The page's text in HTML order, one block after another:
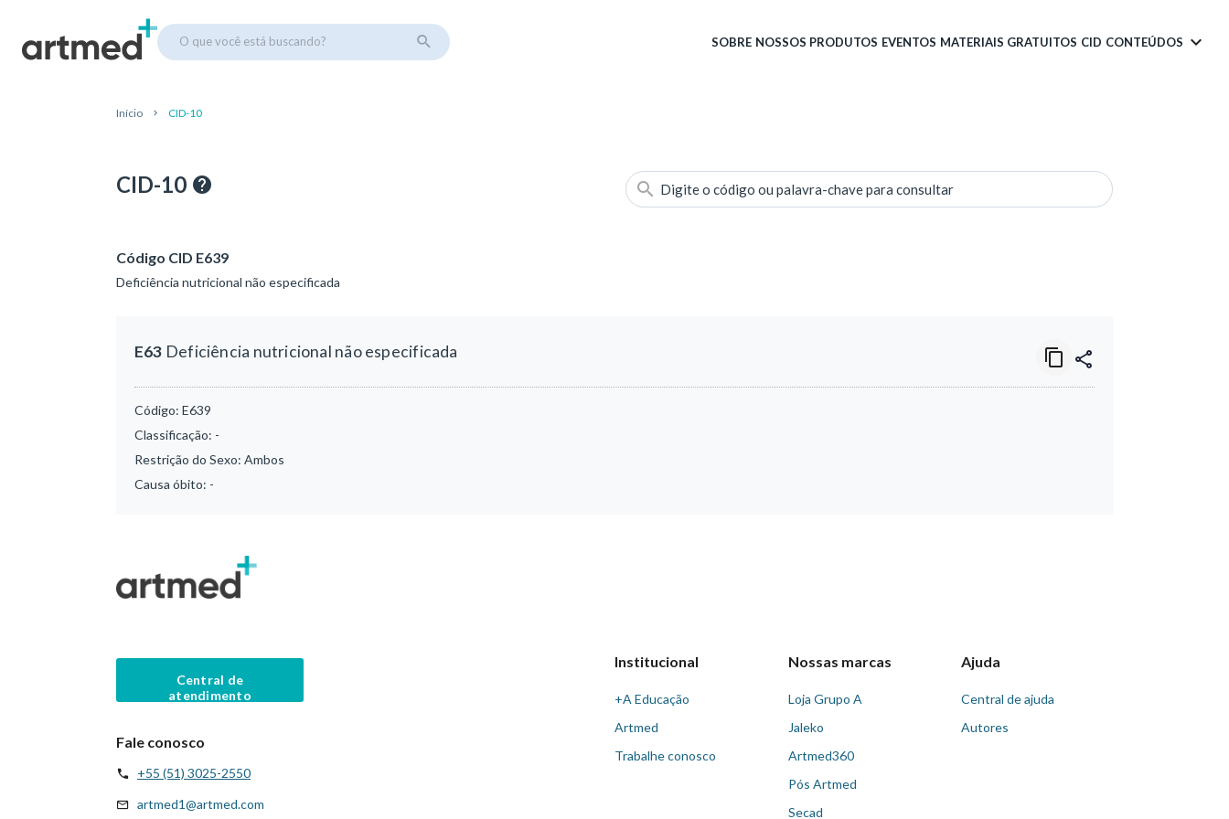
O que você está buscando? SOBRE NOSSOS PRODUTOS EVENTOS MATERIAIS GRATUITOS CID CONTEÚDOS
Início CID-10
CID-10 Digite o código ou palavra-chave para consultar
Código CID E639
Deficiência nutricional não especificada
E63 Deficiência nutricional não especificada
Código: E639
Classificação: -
Restrição do Sexo: Ambos
Causa óbito: -
Central de
atendimento
Fale conosco
+55 (51) 3025-2550
artmed1@artmed.com
Institucional
+A Educação
Artmed
Trabalhe conosco
Nossas marcas
Loja Grupo A
Jaleko
Artmed360
Pós Artmed
Secad
Ajuda
Central de ajuda
Autores